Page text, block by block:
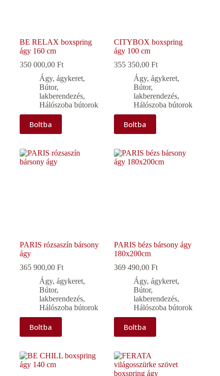
BE RELAX boxspring
ágy 160 cm
350 000,00 Ft
Ágy, ágykeret,
Bútor,
lakberendezés,
Hálószoba bútorok
Boltba
CITYBOX boxspring
ágy 100 cm
355 350,00Ft
Ágy, ágykeret,
Bútor,
lakberendezés,
Hálószoba bútorok
Boltba
PARIS rózsaszín bársony
ágy
365 900,00 Ft
Ágy, ágykeret,
Bútor,
lakberendezés,
Hálószoba bútorok
Boltba
PARIS bézs bársony ágy
180x200cm
369 490,00Ft
Ágy, ágykeret,
Bútor,
lakberendezés,
Hálószoba bútorok
Boltba